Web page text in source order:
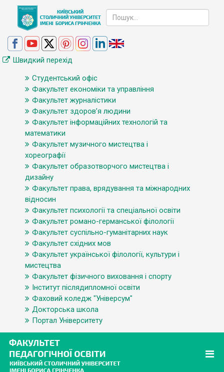
Швидкий перехід
Студентський офіс
Факультет економіки та управління
Факультет журналістики
Факультет здоров’я людини
Факультет інформаційних технологій та
математики
Факультет музичного мистецтва і
хореографії
Факультет образотворчого мистецтва і
дизайну
Факультет права, врядування та міжнародних
відносин
Факультет психології та спеціальної освіти
Факультет романо-германської філології
Факультет суспільно-гуманітарних наук
Факультет східних мов
Факультет української філології, культури і
мистецтва
Факультет фізичного виховання і спорту
Інститут післядипломної освіти
Фаховий коледж "Універсум"
Докторська школа
Портал Університету